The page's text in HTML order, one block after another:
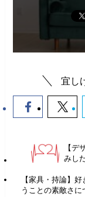
宜し
【デ
みし
【家具・持論】
うことの素敵さに